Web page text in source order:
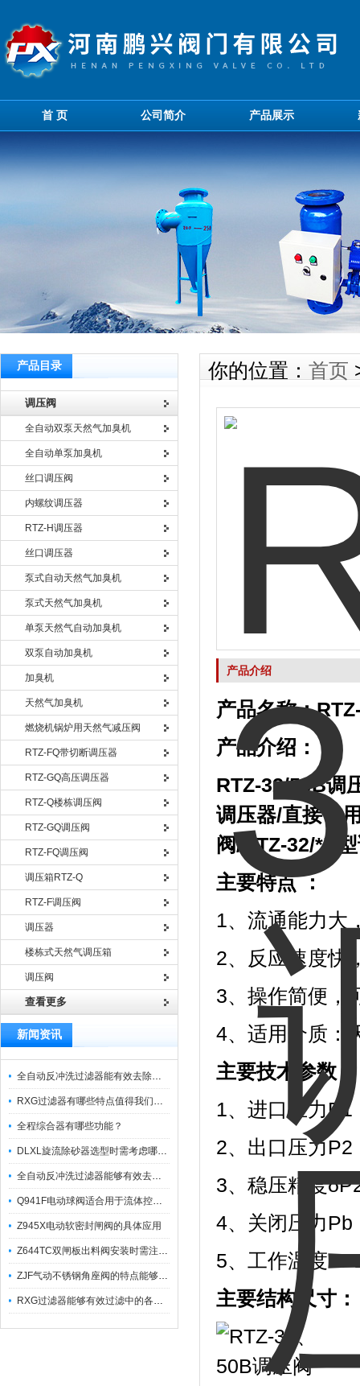
首 页 公司简介 产品展示
产品目录
调压阀
全自动双泵天然气加臭机
全自动单泵加臭机
丝口调压阀
内螺纹调压器
RTZ-H调压器
丝口调压器
泵式自动天然气加臭机
泵式天然气加臭机
单泵天然气自动加臭机
双泵自动加臭机
加臭机
天然气加臭机
燃烧机锅炉用天然气减压阀
RTZ-FQ带切断调压器
RTZ-GQ高压调压器
RTZ-Q楼栋调压阀
RTZ-GQ调压阀
RTZ-FQ调压阀
调压箱RTZ-Q
RTZ-F调压阀
调压器
楼栋式天然气调压箱
调压阀
查看更多
新闻资讯
全自动反冲洗过滤器能有效去除过滤介质上的杂质
RXG过滤器有哪些特点值得我们选择？
全程综合器有哪些功能？
DLXL旋流除砂器选型时需考虑哪些因素？
全自动反冲洗过滤器能够有效去除不同粒径的固体杂
Q941F电动球阀适合用于流体控制需要迅速反应的场合
Z945X电动软密封闸阀的具体应用
Z644TC双闸板出料阀安装时需注意哪些事项？
ZJF气动不锈钢角座阀的特点能够稳定地控制介质流量
RXG过滤器能够有效过滤中的各种杂质
你的位置： 首页
产品介绍
产品名称：
产品介绍：
RTZ-32/50B调
调压器/直接作
阀/RTZ-32/*B
主要特点 ：
1、流通能力大
2、反应速度快
3、操作简便，
4、适用介质：
主要技术参数：
1、进口压力
2、出口压力
3、稳压精度
4、关闭压力Pb
5、工作温度
主要结构尺寸：